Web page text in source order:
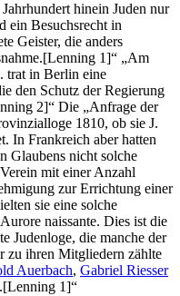
hinein Juden nur
ein Besuchsrecht in
Geister, die anders
1]“ „Am
trat in Berlin eine
den Schutz der Regierung
2]“ Die „Anfrage der
1810, ob sie J.
In Frankreich aber hatten
Glaubens nicht solche
mit einer Anzahl
zur Errichtung einer
sie eine solche
naissante. Dies ist die
Judenloge, die manche der
zu ihren Mitgliedern zählte
Auerbach, Gabriel Riesser
1]“